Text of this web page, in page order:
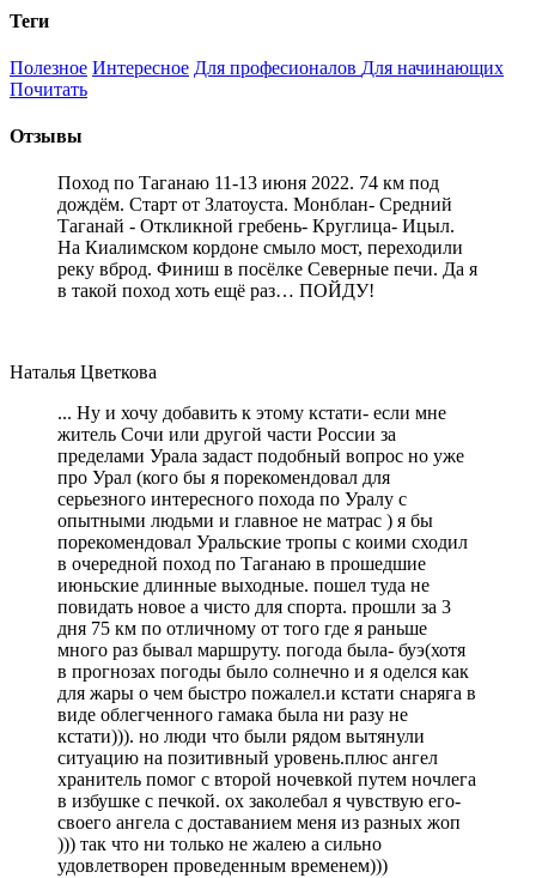
Теги
Полезное Интересное Для професионалов Для начинающих
Почитать
Отзывы
Поход по Таганаю 11-13 июня 2022. 74 км под
дождём. Старт от Златоуста. Монблан- Средний
Таганай - Откликной гребень- Круглица- Ицыл.
На Киалимском кордоне смыло мост, переходили
реку вброд. Финиш в посёлке Северные печи. Да я
в такой поход хоть ещё раз… ПОЙДУ!
Наталья Цветкова
... Ну и хочу добавить к этому кстати- если мне
житель Сочи или другой части России за
пределами Урала задаст подобный вопрос но уже
про Урал (кого бы я порекомендовал для
серьезного интересного похода по Уралу с
опытными людьми и главное не матрас ) я бы
порекомендовал Уральские тропы с коими сходил
в очередной поход по Таганаю в прошедшие
июньские длинные выходные. пошел туда не
повидать новое а чисто для спорта. прошли за 3
дня 75 км по отличному от того где я раньше
много раз бывал маршруту. погода была- буэ(хотя
в прогнозах погоды было солнечно и я оделся как
для жары о чем быстро пожалел.и кстати снаряга в
виде облегченного гамака была ни разу не
кстати))). но люди что были рядом вытянули
ситуацию на позитивный уровень.плюс ангел
хранитель помог с второй ночевкой путем ночлега
в избушке с печкой. ох заколебал я чувствую его-
своего ангела с доставанием меня из разных жоп
))) так что ни только не жалею а сильно
удовлетворен проведенным временем)))